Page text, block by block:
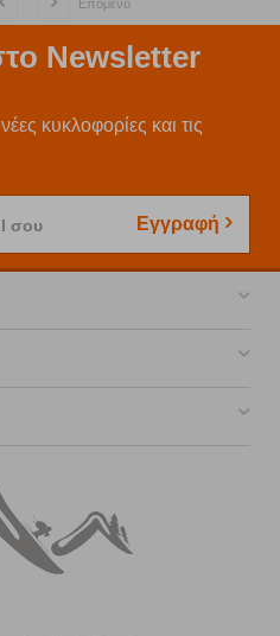
Επόμενο
Newsletter
κυκλοφορίες και τις
σου Εγγραφή